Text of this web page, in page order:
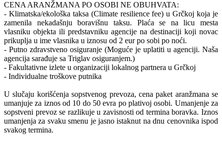
CENA ARANŽMANA PO OSOBI NE OBUHVATA:
- Klimatska/ekološka taksa (Climate resilience fee) u Grčkoj koja je
zamenila nekadašnju boravišnu taksu. Plaća se na licu mesta
vlasniku objekta ili predstavniku agencije na destinaciji koji novac
prikuplja u ime vlasnika u iznosu od 2 eur po sobi po noći.
- Putno zdravstveno osiguranje (Moguće je uplatiti u agenciji. Naša
agencija sarađuje sa Triglav osiguranjem.)
- Fakultativne izlete u organizaciji lokalnog partnera u Grčkoj
- Individualne troškove putnika
U slučaju korišćenja sopstvenog prevoza, cena paket aranžmana se
umanjuje za iznos od 10 do 50 evra po plativoj osobi. Umanjenje za
sopstveni prevoz se razlikuje u zavisnosti od termina boravka. Iznos
umanjenja za svaku smenu je jasno istaknut na dnu cenovnika ispod
svakog termina.